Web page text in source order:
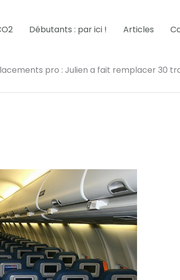
Débutants : par ici ! Articles
pro : Julien a fait remplacer 30